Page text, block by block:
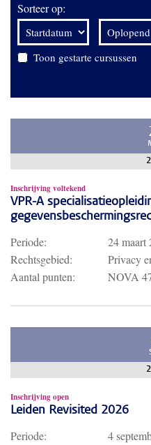
Sorteer op:
Toon gestarte cursussen
Inschrijving voltekend
VPR-A
Periode: 24 maart
Rechtsgebied:
Privacy
Aantal punten:
NOVA
Inschrijving open
Leiden Revisited 2026
Periode:
4